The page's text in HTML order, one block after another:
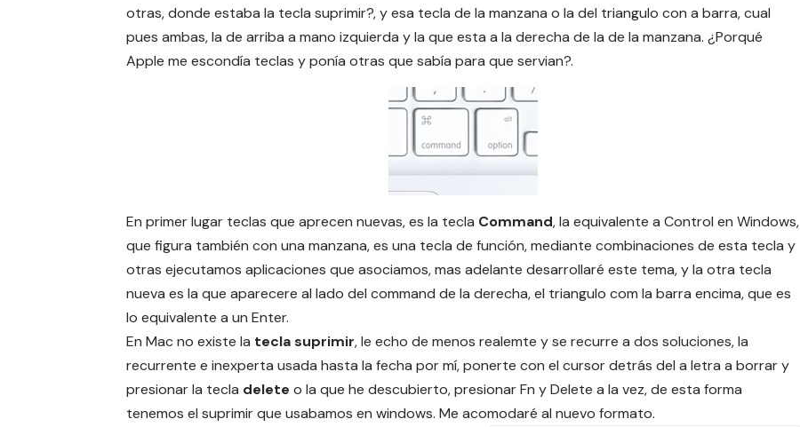
otras, donde estaba la tecla suprimir?, y esa tecla de la manzana o la del triangulo con a barra, cual
pues ambas, la de arriba a mano izquierda y la que esta a la derecha de la de la manzana. ¿Porqué
Apple me escondía teclas y ponía otras que sabía para que servian?.
En primer lugar teclas que aprecen nuevas, es la tecla Command, la equivalente a Control en Windows,
que figura también con una manzana, es una tecla de función, mediante combinaciones de esta tecla y
otras ejecutamos aplicaciones que asociamos, mas adelante desarrollaré este tema, y la otra tecla
nueva es la que aparecere al lado del command de la derecha, el triangulo com la barra encima, que es
lo equivalente a un Enter.
En Mac no existe la tecla suprimir, le echo de menos realemte y se recurre a dos soluciones, la
recurrente e inexperta usada hasta la fecha por mí, ponerte con el cursor detrás del a letra a borrar y
presionar la tecla delete o la que he descubierto, presionar Fn y Delete a la vez, de esta forma
tenemos el suprimir que usabamos en windows. Me acomodaré al nuevo formato.